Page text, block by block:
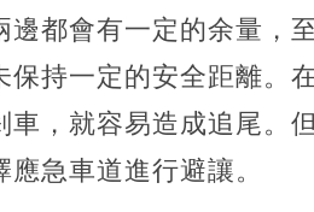
邊都會有一定的余量，
保持一定的安全距離。
車，就容易造成追尾。
急車道進行避讓。